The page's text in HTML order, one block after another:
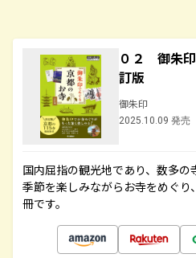
０２ 御朱
訂版
御朱印
2025.10.09 発売
国内屈指の観光地であり、数多の
季節を楽しみながらお寺をめぐ
冊です。